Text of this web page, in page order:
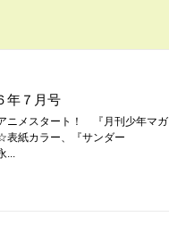
年７月号
ニメスタート！ 『月刊少年マガ
紙カラー、『サンダー
...